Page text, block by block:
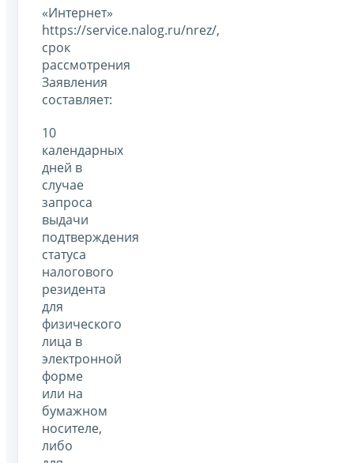
«Интернет»
https://service.nalog.ru/nrez/,
срок
рассмотрения
Заявления
составляет:
10
календарных
дней в
случае
запроса
выдачи
подтверждения
статуса
налогового
резидента
для
физического
лица в
электронной
форме
или на
бумажном
носителе,
либо